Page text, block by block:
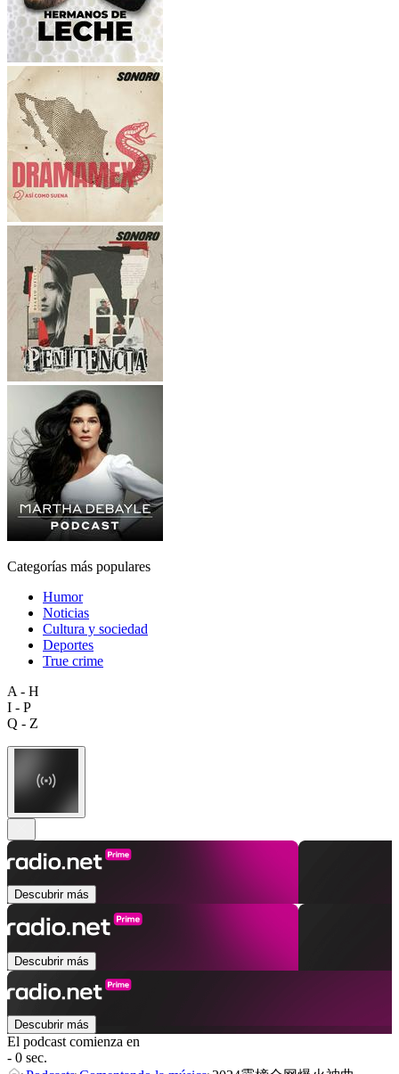
Categorías más populares
Humor
Noticias
Cultura y sociedad
Deportes
True crime
A - H
I - P
Q - Z
Descubrir más
Descubrir más
Descubrir más
El podcast comienza en
- 0 sec.